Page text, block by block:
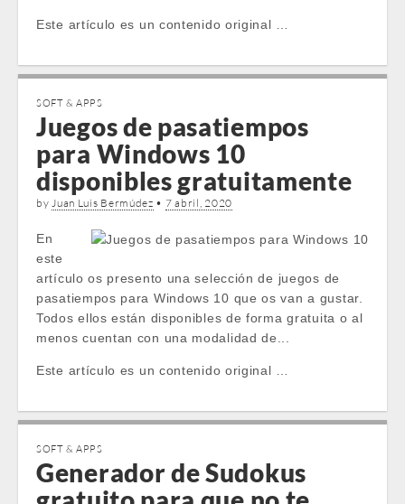
Este artículo es un contenido original …
SOFT & APPS
Juegos de pasatiempos
para Windows 10
disponibles gratuitamente
byJuan Luis Bermúdez • 7 abril, 2020
En
este
artículo os presento una selección de juegos de
pasatiempos para Windows 10 que os van a gustar.
Todos ellos están disponibles de forma gratuita o al
menos cuentan con una modalidad de...
Este artículo es un contenido original …
SOFT & APPS
Generador de Sudokus